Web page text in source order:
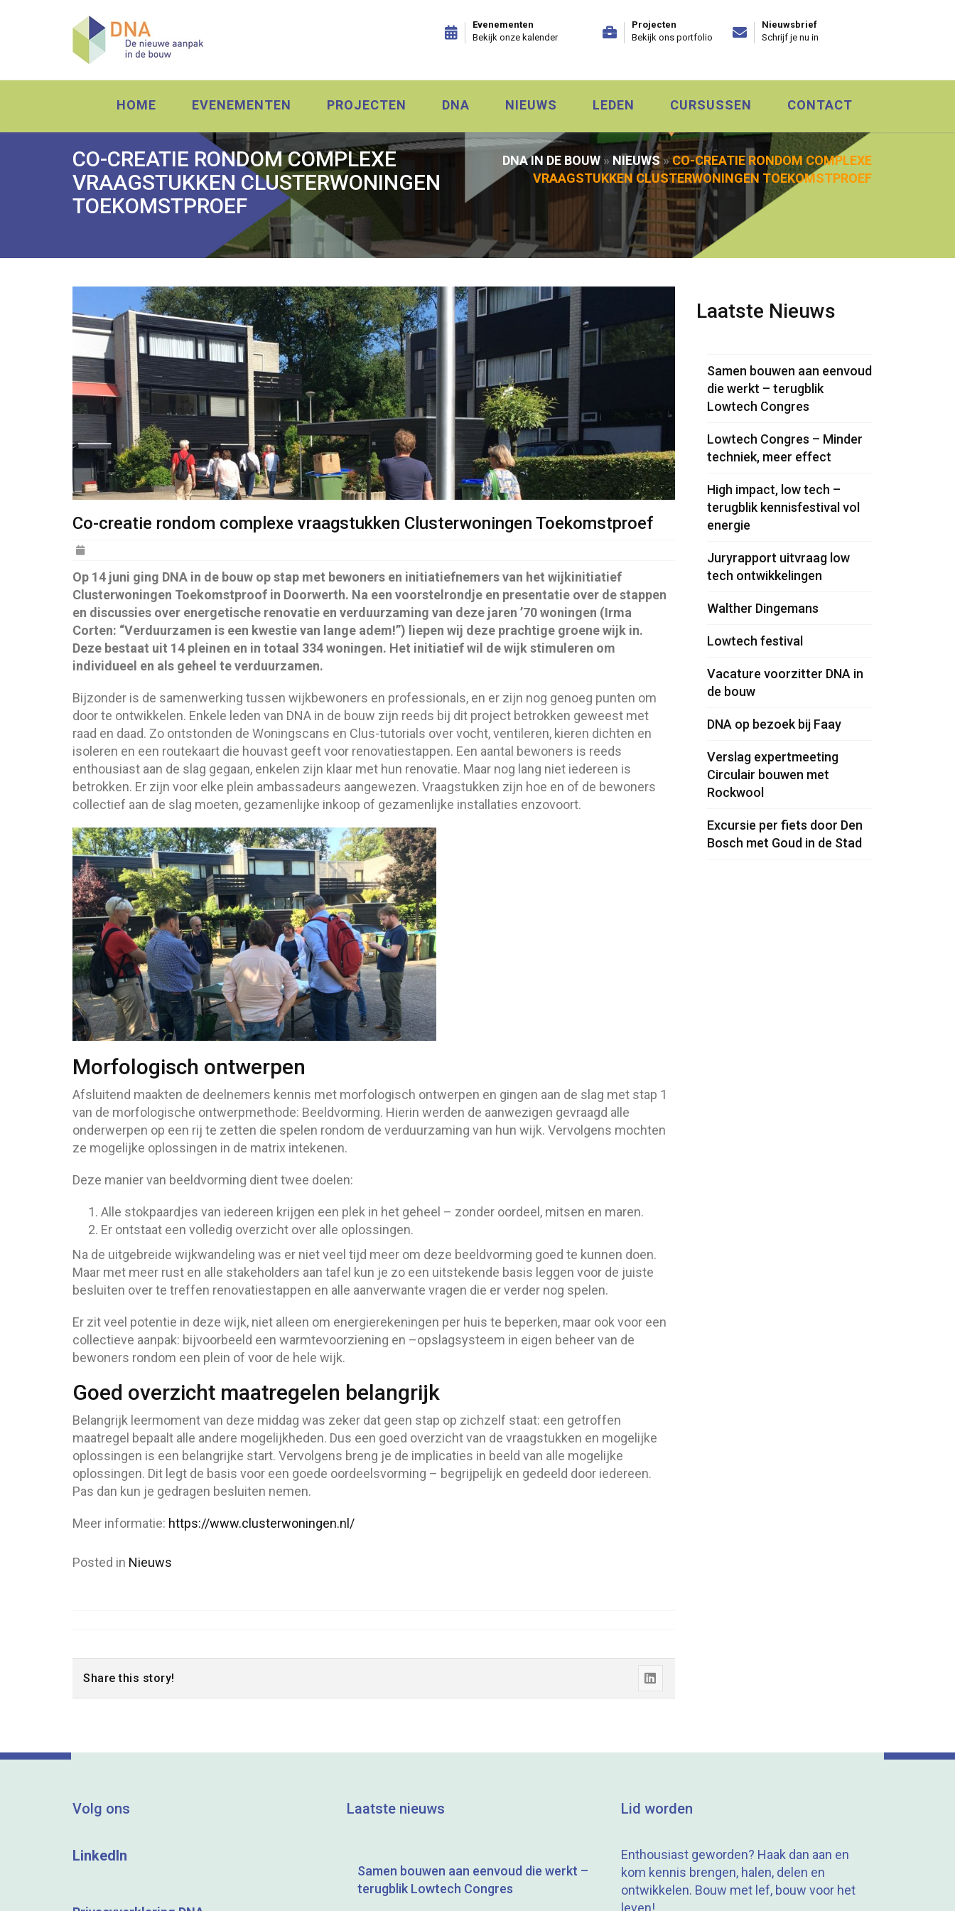
Evenementen
Bekijk onze kalender
Projecten
Bekijk ons portfolio
Nieuwsbrief
Schrijf je nu in
HOME EVENEMENTEN PROJECTEN DNA NIEUWS LEDEN CURSUSSEN CONTACT
CO-CREATIE RONDOM COMPLEXE
VRAAGSTUKKEN CLUSTERWONINGEN
TOEKOMSTPROEF
DNA IN DE BOUW » NIEUWS»CO-CREATIE RONDOM COMPLEXE
VRAAGSTUKKEN CLUSTERWONINGEN TOEKOMSTPROEF
Co-creatie rondom complexe vraagstukken Clusterwoningen Toekomstproef
Op 14 juni ging DNA in de bouw op stap met bewoners en initiatiefnemers van het wijkinitiatief
Clusterwoningen Toekomstproof in Doorwerth. Na een voorstelrondje en presentatie over de stappen
en discussies over energetische renovatie en verduurzaming van deze jaren ’70 woningen (Irma
Corten: “Verduurzamen is een kwestie van lange adem!”) liepen wij deze prachtige groene wijk in.
Deze bestaat uit 14 pleinen en in totaal 334 woningen. Het initiatief wil de wijk stimuleren om
individueel en als geheel te verduurzamen.
Bijzonder is de samenwerking tussen wijkbewoners en professionals, en er zijn nog genoeg punten om
door te ontwikkelen. Enkele leden van DNA in de bouw zijn reeds bij dit project betrokken geweest met
raad en daad. Zo ontstonden de Woningscans en Clus-tutorials over vocht, ventileren, kieren dichten en
isoleren en een routekaart die houvast geeft voor renovatiestappen. Een aantal bewoners is reeds
enthousiast aan de slag gegaan, enkelen zijn klaar met hun renovatie. Maar nog lang niet iedereen is
betrokken. Er zijn voor elke plein ambassadeurs aangewezen. Vraagstukken zijn hoe en of de bewoners
collectief aan de slag moeten, gezamenlijke inkoop of gezamenlijke installaties enzovoort.
Morfologisch ontwerpen
Afsluitend maakten de deelnemers kennis met morfologisch ontwerpen en gingen aan de slag met stap 1
van de morfologische ontwerpmethode: Beeldvorming. Hierin werden de aanwezigen gevraagd alle
onderwerpen op een rij te zetten die spelen rondom de verduurzaming van hun wijk. Vervolgens mochten
ze mogelijke oplossingen in de matrix intekenen.
Deze manier van beeldvorming dient twee doelen:
Alle stokpaardjes van iedereen krijgen een plek in het geheel – zonder oordeel, mitsen en maren.
Er ontstaat een volledig overzicht over alle oplossingen.
Na de uitgebreide wijkwandeling was er niet veel tijd meer om deze beeldvorming goed te kunnen doen.
Maar met meer rust en alle stakeholders aan tafel kun je zo een uitstekende basis leggen voor de juiste
besluiten over te treffen renovatiestappen en alle aanverwante vragen die er verder nog spelen.
Er zit veel potentie in deze wijk, niet alleen om energierekeningen per huis te beperken, maar ook voor een
collectieve aanpak: bijvoorbeeld een warmtevoorziening en –opslagsysteem in eigen beheer van de
bewoners rondom een plein of voor de hele wijk.
Goed overzicht maatregelen belangrijk
Belangrijk leermoment van deze middag was zeker dat geen stap op zichzelf staat: een getroffen
maatregel bepaalt alle andere mogelijkheden. Dus een goed overzicht van de vraagstukken en mogelijke
oplossingen is een belangrijke start. Vervolgens breng je de implicaties in beeld van alle mogelijke
oplossingen. Dit legt de basis voor een goede oordeelsvorming – begrijpelijk en gedeeld door iedereen.
Pas dan kun je gedragen besluiten nemen.
Meer informatie: https://www.clusterwoningen.nl/
Posted in Nieuws
Share this story!
"Co-
rondom
vraagstukken
Toekomstproef"
on
Laatste Nieuws
Samen bouwen aan eenvoud
die werkt – terugblik
Lowtech Congres
Lowtech Congres – Minder
techniek, meer effect
High impact, low tech –
terugblik kennisfestival vol
energie
Juryrapport uitvraag low
tech ontwikkelingen
Walther Dingemans
Lowtech festival
Vacature voorzitter DNA in
de bouw
DNA op bezoek bij Faay
Verslag expertmeeting
Circulair bouwen met
Rockwool
Excursie per fiets door Den
Bosch met Goud in de Stad
Volg ons
LinkedIn
Laatste nieuws
Samen bouwen aan eenvoud die werkt –
terugblik Lowtech Congres
Lid worden
Enthousiast geworden? Haak dan aan en
kom kennis brengen, halen, delen en
ontwikkelen. Bouw met lef, bouw voor het
leven!